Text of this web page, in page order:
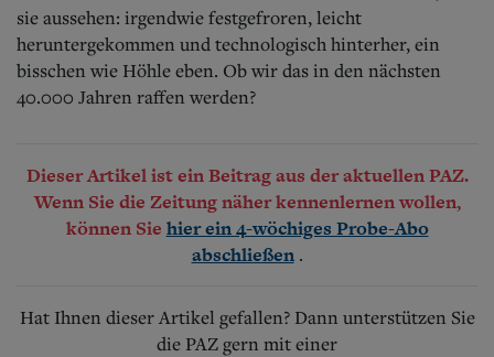
sie aussehen: irgendwie festgefroren, leicht
heruntergekommen und technologisch hinterher, ein
bisschen wie Höhle eben. Ob wir das in den nächsten
40.000 Jahren raffen werden?
Dieser Artikel ist ein Beitrag aus der aktuellen PAZ.
Wenn Sie die Zeitung näher kennenlernen wollen,
können Sie hier ein 4-wöchiges Probe-Abo
abschließen .
Hat Ihnen dieser Artikel gefallen? Dann unterstützen Sie
die PAZ gern mit einer